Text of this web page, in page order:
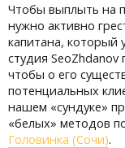
Чтобы выплыть на
нужно активно
капитана, который
студия SeoZhdanov
чтобы о его
потенциальных
нашем «сундуке»
«белых» методов
Головинка (Сочи).